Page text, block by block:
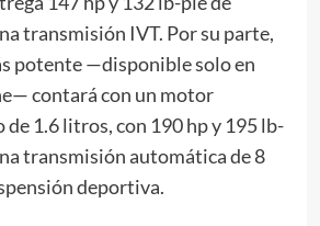
transmisión IVT. Por su parte,
potente —disponible solo en
contará con un motor
1.6 litros, con 190 hp y 195 lb-
transmisión automática de 8
deportiva.